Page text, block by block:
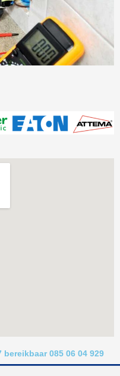
085 06 04 929